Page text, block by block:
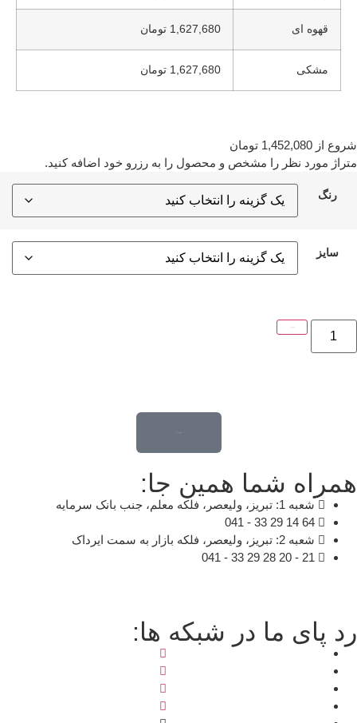
قهوه ای 1,627,680 تومان
مشکی 1,627,680 تومان
شروع از 1,452,080 تومان
متراژ مورد نظر را مشخص و محصول را به رزرو خود اضافه کنید.
رنگ
سایز
همراه شما همین جا:
شعبه 1: تبریز، ولیعصر، فلکه معلم، جنب بانک سرمایه
64 14 29 33 - 041
شعبه 2: تبریز، ولیعصر، فلکه بازار به سمت ایرداک
21 - 20 28 29 33 - 041
رد پای ما در شبکه ها: